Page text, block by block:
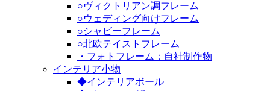
○ヴィクトリアン調フレーム
○ウェディング向けフレーム
○シャビーフレーム
○北欧テイストフレーム
・フォトフレーム：自社制作物
インテリア小物
◆インテリアボール